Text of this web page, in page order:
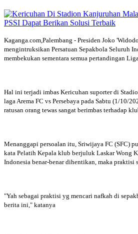
Kaganga.com,Palembang - Presiden Joko
mengintruksikan Persatuan Sepakbola Seluruh
membekukan sementara semua pertandingan
Hal ini terjadi imbas Kericuhan suporter di
laga Arema FC vs Persebaya pada Sabtu (1/10/
ratusan orang tewas sangat berimbas terhadap
Menanggapi persoalan itu, Sriwijaya FC (SFC)
kata Pelatih Kepala klub berjuluk Laskar Wong
Indonesia benar-benar dihentikan, maka praktisi
"Yah sebagai praktisi yg mencari nafkah di
berita ini," katanya